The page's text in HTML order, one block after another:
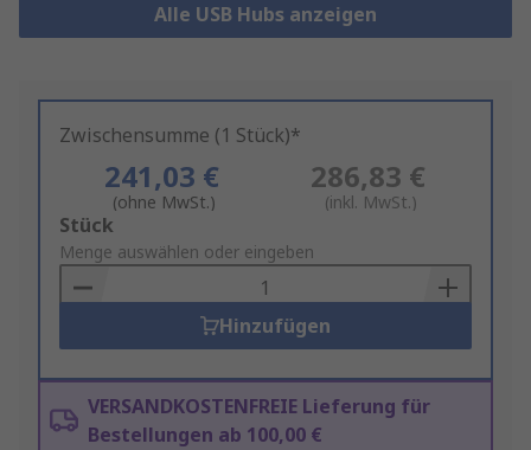
Alle USB Hubs anzeigen
Zwischensumme (1 Stück)*
241,03 €
(ohne MwSt.)
286,83 €
(inkl. MwSt.)
Add
to
Basket
Stück
Menge auswählen oder eingeben
Hinzufügen
VERSANDKOSTENFREIE Lieferung für
Bestellungen ab 100,00 €